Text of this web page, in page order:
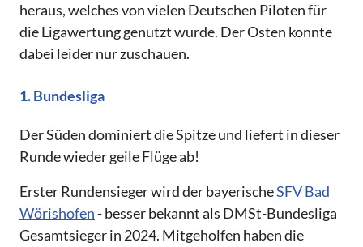
heraus, welches von vielen Deutschen Piloten für
die Ligawertung genutzt wurde. Der Osten konnte
dabei leider nur zuschauen.
1. Bundesliga
Der Süden dominiert die Spitze und liefert in dieser
Runde wieder geile Flüge ab!
Erster Rundensieger wird der bayerischeSFV Bad
Wörishofen - besser bekannt als DMSt-Bundesliga
Gesamtsieger in 2024. Mitgeholfen haben die